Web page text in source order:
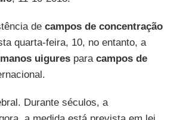
de campos de concentração
quarta-feira, 10, no entanto, a
uigurespara campos de
Durante séculos, a